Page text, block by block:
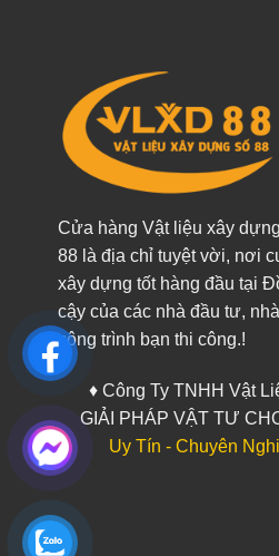
Cửa hàng Vật liệu xây
88 là địa chỉ tuyệt vời, nơi
xây dựng tốt hàng đầu tại
cậy của các nhà đầu tư,
công trình bạn thi công.!
♦ Công Ty TNHH Vật
GIẢI PHÁP VẬT TƯ
Uy Tín - Chuyên